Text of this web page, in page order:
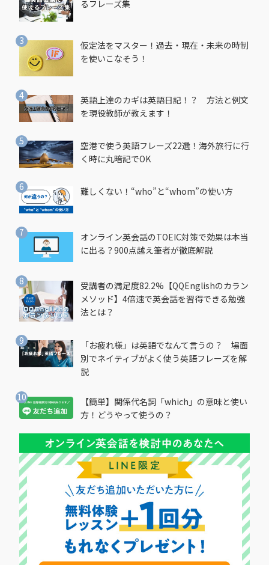
るフレーズ集
仮定法をマスター！過去・現在・未来の時制
を使いこなそう！
英語上達のカギは英語日記！？ 方法と例文
を現役教師が教えます！
空港で使う英語フレーズ22選！海外旅行に行
く時に丸暗記でOK
難しくない！“who”と“whom”の使い方
オンライン英会話のTOEIC対策で効果は本当
に出る？900点越え筆者が徹底解説
受講者の満足度82.2%【QQEnglishのカラン
メソッド】4倍速で英会話を習得できる勉強
法とは？
「お疲れ様」は英語でなんて言うの？ 場面
別でネイティブがよく使う英語フレーズを解
説
【簡単】関係代名詞「which」の意味と使い
方！どうやって使うの？